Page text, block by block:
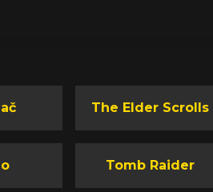
The Elder Scrolls
Tomb Raider